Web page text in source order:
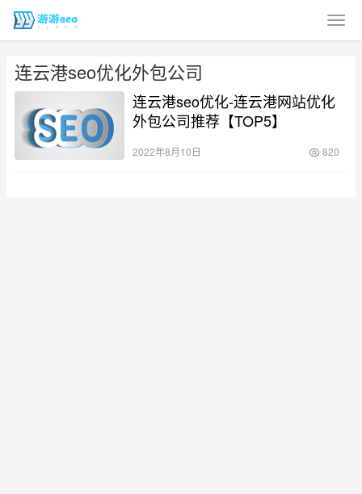
连云港seo优化外包公司
连云港seo优化-连云港网站优化
外包公司推荐【TOP5】
2022年8月10日 820